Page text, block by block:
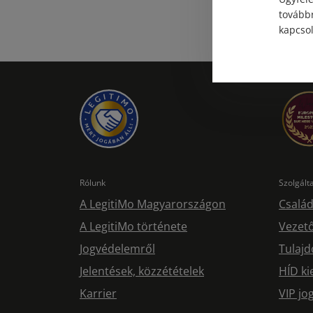
Rólunk
A LegitiMo Magyarországon
A LegitiMo története
Jogvédelemről
Jelentések, közzétételek
Karrier
HÍD
VIP